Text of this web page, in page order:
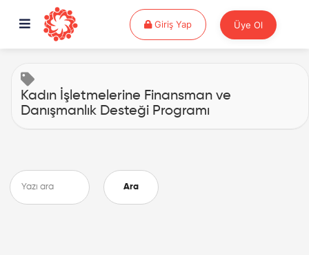
Giriş YapGiriş Yap Üye Ol
Kadın İşletmelerine Finansman ve
Danışmanlık Desteği Programı
Ara